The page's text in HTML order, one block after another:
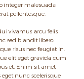
integer malesuada
pellentesque.
vivamus arcu felis
sed blandit libero.
risus nec feugiat in.
elit eget gravida cum
et. Enim sit amet
nunc scelerisque